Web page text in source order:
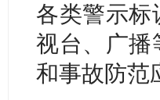
各类警示标
视台、广播
和事故防范